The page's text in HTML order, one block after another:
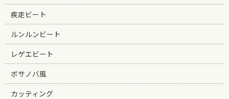
疾走ビート
ルンルンビート
レゲエビート
ボサノバ風
カッティング